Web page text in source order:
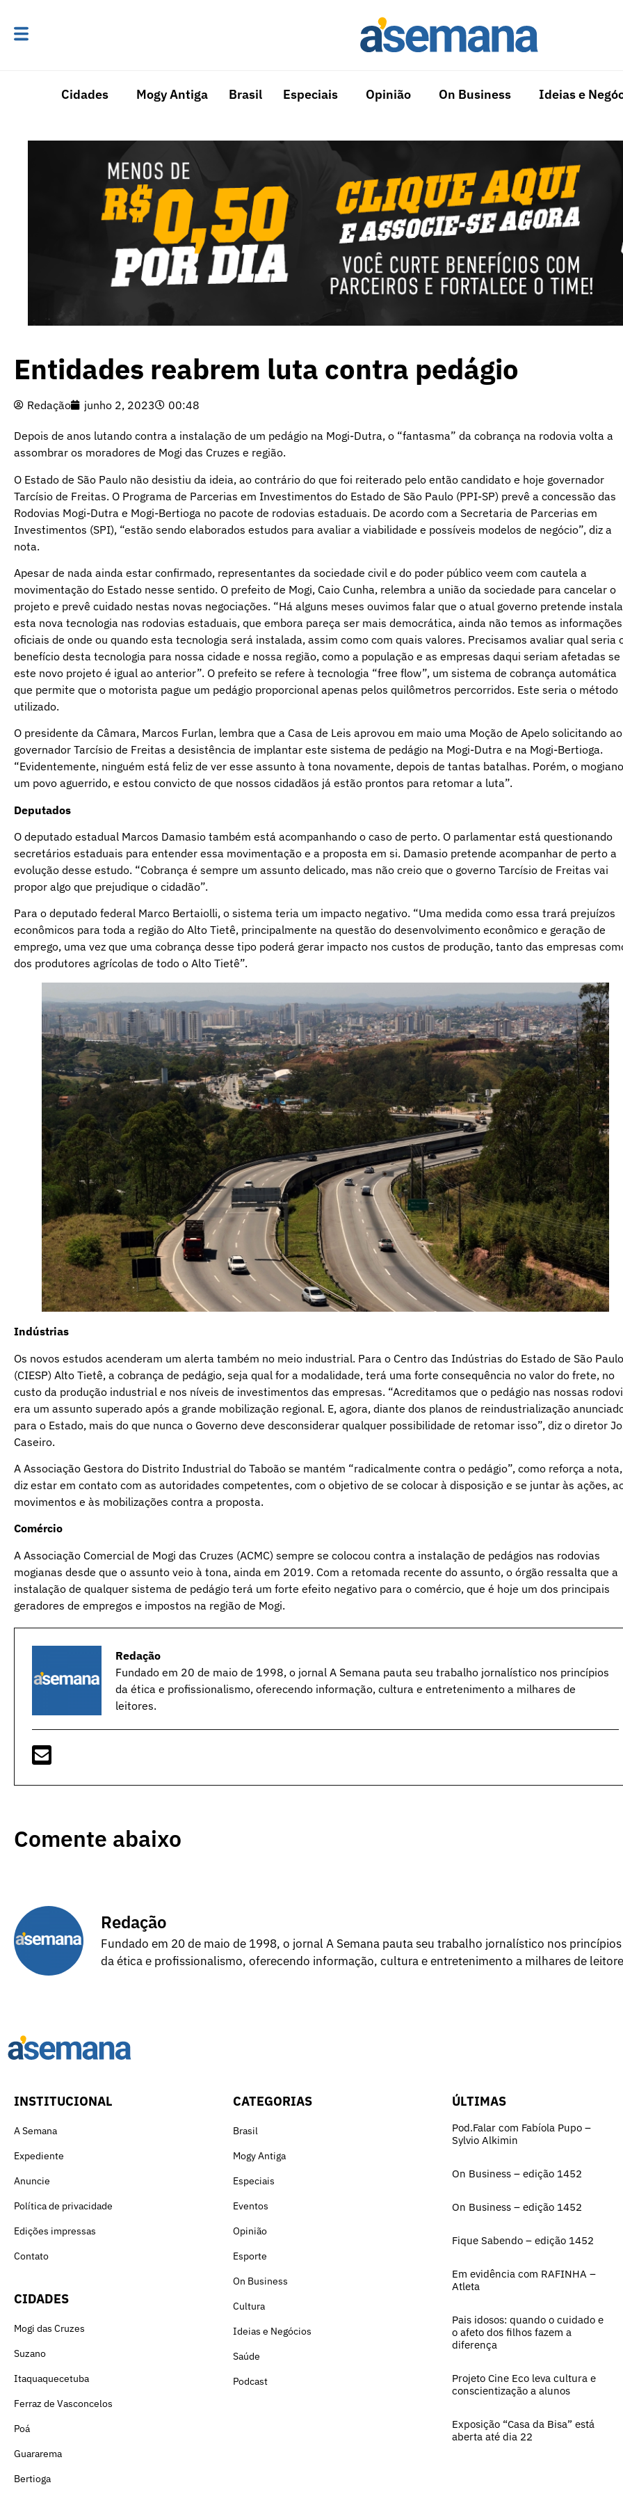
Cidades Mogy Antiga Brasil Especiais Opinião On Business Ideias e
Entidades reabrem luta contra pedágio
Redação junho 2, 2023 00:48
Depois de anos lutando contra a instalação de um pedágio na Mogi-Dutra, o “fantasma” da cobrança na rodovia volta a
assombrar os moradores de Mogi das Cruzes e região.
O Estado de São Paulo não desistiu da ideia, ao contrário do que foi reiterado pelo então candidato e hoje governador
Tarcísio de Freitas. O Programa de Parcerias em Investimentos do Estado de São Paulo (PPI-SP) prevê a concessão das
Rodovias Mogi-Dutra e Mogi-Bertioga no pacote de rodovias estaduais. De acordo com a Secretaria de Parcerias em
Investimentos (SPI), “estão sendo elaborados estudos para avaliar a viabilidade e possíveis modelos de negócio”, diz a
nota.
Apesar de nada ainda estar confirmado, representantes da sociedade civil e do poder público veem com cautela a
movimentação do Estado nesse sentido. O prefeito de Mogi, Caio Cunha, relembra a união da sociedade para cancelar o
projeto e prevê cuidado nestas novas negociações. “Há alguns meses ouvimos falar que o atual governo pretende
esta nova tecnologia nas rodovias estaduais, que embora pareça ser mais democrática, ainda não temos as informações
oficiais de onde ou quando esta tecnologia será instalada, assim como com quais valores. Precisamos avaliar qual seria
benefício desta tecnologia para nossa cidade e nossa região, como a população e as empresas daqui seriam afetadas se
este novo projeto é igual ao anterior”. O prefeito se refere à tecnologia “free flow”, um sistema de cobrança automática
que permite que o motorista pague um pedágio proporcional apenas pelos quilômetros percorridos. Este seria o método
utilizado.
O presidente da Câmara, Marcos Furlan, lembra que a Casa de Leis aprovou em maio uma Moção de Apelo solicitando ao
governador Tarcísio de Freitas a desistência de implantar este sistema de pedágio na Mogi-Dutra e na Mogi-Bertioga.
“Evidentemente, ninguém está feliz de ver esse assunto à tona novamente, depois de tantas batalhas. Porém, o
um povo aguerrido, e estou convicto de que nossos cidadãos já estão prontos para retomar a luta”.
Deputados
O deputado estadual Marcos Damasio também está acompanhando o caso de perto. O parlamentar está questionando
secretários estaduais para entender essa movimentação e a proposta em si. Damasio pretende acompanhar de perto a
evolução desse estudo. “Cobrança é sempre um assunto delicado, mas não creio que o governo Tarcísio de Freitas vai
propor algo que prejudique o cidadão”.
Para o deputado federal Marco Bertaiolli, o sistema teria um impacto negativo. “Uma medida como essa trará prejuízos
econômicos para toda a região do Alto Tietê, principalmente na questão do desenvolvimento econômico e geração de
emprego, uma vez que uma cobrança desse tipo poderá gerar impacto nos custos de produção, tanto das empresas
dos produtores agrícolas de todo o Alto Tietê”.
Indústrias
Os novos estudos acenderam um alerta também no meio industrial. Para o Centro das Indústrias do Estado de São Paulo
(CIESP) Alto Tietê, a cobrança de pedágio, seja qual for a modalidade, terá uma forte consequência no valor do frete, no
custo da produção industrial e nos níveis de investimentos das empresas. “Acreditamos que o pedágio nas nossas
era um assunto superado após a grande mobilização regional. E, agora, diante dos planos de reindustrialização
para o Estado, mais do que nunca o Governo deve desconsiderar qualquer possibilidade de retomar isso”, diz o diretor
Caseiro.
A Associação Gestora do Distrito Industrial do Taboão se mantém “radicalmente contra o pedágio”, como reforça a
diz estar em contato com as autoridades competentes, com o objetivo de se colocar à disposição e se juntar às ações,
movimentos e às mobilizações contra a proposta.
Comércio
A Associação Comercial de Mogi das Cruzes (ACMC) sempre se colocou contra a instalação de pedágios nas rodovias
mogianas desde que o assunto veio à tona, ainda em 2019. Com a retomada recente do assunto, o órgão ressalta que a
instalação de qualquer sistema de pedágio terá um forte efeito negativo para o comércio, que é hoje um dos principais
geradores de empregos e impostos na região de Mogi.
Redação
Fundado em 20 de maio de 1998, o jornal A Semana pauta seu trabalho jornalístico nos princípios
da ética e profissionalismo, oferecendo informação, cultura e entretenimento a milhares de
leitores.
Comente abaixo
Redação
Fundado em 20 de maio de 1998, o jornal A Semana pauta seu trabalho jornalístico nos princípios
da ética e profissionalismo, oferecendo informação, cultura e entretenimento a milhares de
INSTITUCIONAL
A Semana
Expediente
Anuncie
Política de privacidade
Edições impressas
Contato
CIDADES
Mogi das Cruzes
Suzano
Itaquaquecetuba
Ferraz de Vasconcelos
Poá
Guararema
Bertioga
CATEGORIAS
Brasil
Mogy Antiga
Especiais
Eventos
Opinião
Esporte
On Business
Cultura
Ideias e Negócios
Saúde
Podcast
ÚLTIMAS
Pod.Falar com Fabíola Pupo –
Sylvio Alkimin
On Business – edição 1452
On Business – edição 1452
Fique Sabendo – edição 1452
Em evidência com RAFINHA –
Atleta
Pais idosos: quando o cuidado e
o afeto dos filhos fazem a
diferença
Projeto Cine Eco leva cultura e
conscientização a alunos
Exposição “Casa da Bisa” está
aberta até dia 22